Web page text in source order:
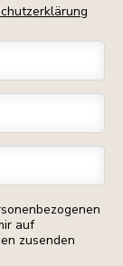
auf
zusenden